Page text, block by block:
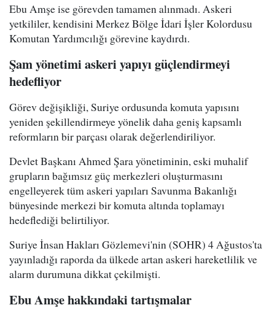
Ebu Amşe ise görevden tamamen alınmadı. Askeri
yetkililer, kendisini Merkez Bölge İdari İşler Kolordusu
Komutan Yardımcılığı görevine kaydırdı.
Şam yönetimi askeri yapıyı güçlendirmeyi
hedefliyor
Görev değişikliği, Suriye ordusunda komuta yapısını
yeniden şekillendirmeye yönelik daha geniş kapsamlı
reformların bir parçası olarak değerlendiriliyor.
Devlet Başkanı Ahmed Şara yönetiminin, eski muhalif
grupların bağımsız güç merkezleri oluşturmasını
engelleyerek tüm askeri yapıları Savunma Bakanlığı
bünyesinde merkezi bir komuta altında toplamayı
hedeflediği belirtiliyor.
Suriye İnsan Hakları Gözlemevi'nin (SOHR) 4 Ağustos'ta
yayınladığı raporda da ülkede artan askeri hareketlilik ve
alarm durumuna dikkat çekilmişti.
Ebu Amşe hakkındaki tartışmalar